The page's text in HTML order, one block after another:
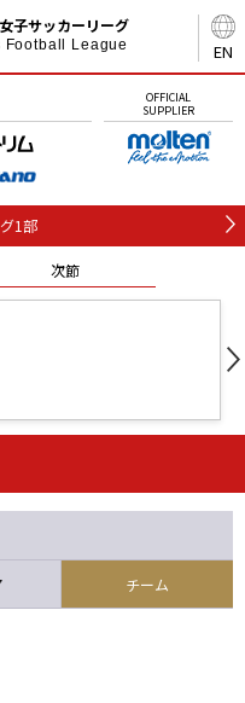
EN
子サッカーリーグ
Football League
OFFICIAL
SUPPLIER
1部
次節
石人の星
チーム